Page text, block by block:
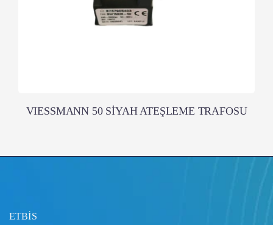
VIESSMANN 50 SİYAH ATEŞLEME TRAFOSU
ETBİS